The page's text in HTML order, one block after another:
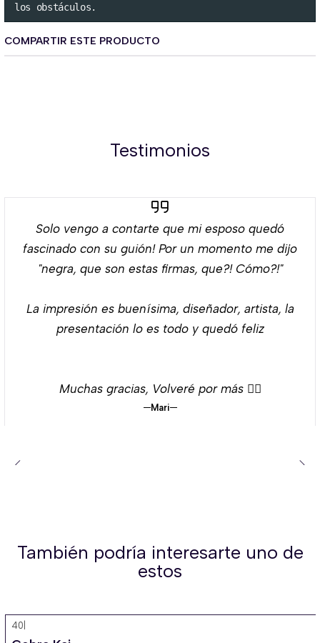
los obstáculos.
COMPARTIR ESTE PRODUCTO
Testimonios
Solo vengo a contarte que mi esposo quedó
fascinado con su guión! Por un momento me dijo
"negra, que son estas firmas, que?! Cómo?!"
La impresión es buenísima, diseñador, artista, la
presentación lo es todo y quedó feliz
Muchas gracias, Volveré por más 👌🏻
Mari
También podría interesarte uno de
estos
40